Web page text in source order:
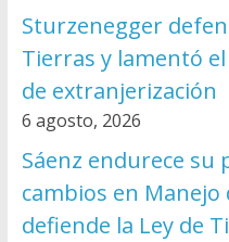
Sturzenegger
Tierras y lamentó
de extranjerización
6 agosto, 2026
Sáenz endurece su
cambios en Manejo
defiende la Ley de